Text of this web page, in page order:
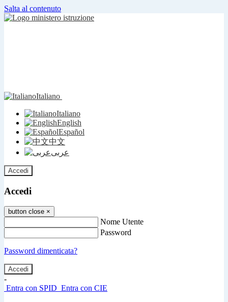
Salta al contenuto
Italiano
Italiano
English
Español
中文
عربى
Accedi
Accedi
button close ×
Nome Utente
Password
Password dimenticata?
-
Entra con SPID Entra con CIE